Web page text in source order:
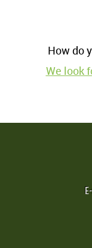
How do
We look